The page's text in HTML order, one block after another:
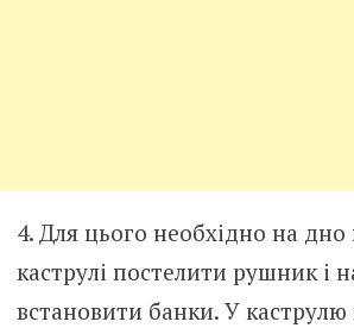
4. Для цього необхідно на дно
каструлі постелити рушник і
встановити банки. У каструлю